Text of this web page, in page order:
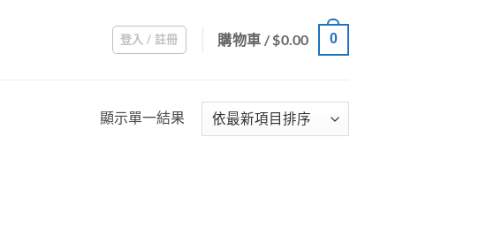
登入 / 註冊 購物車 /$0.00 0
顯示單一結果